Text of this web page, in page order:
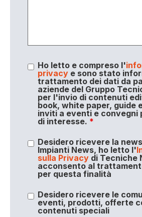
Ho letto e compreso l'
privacye sono stato
trattamento dei dati da
aziende del Gruppo
per l'invio di contenuti
book, white paper, guide
inviti a eventi e convegni
di interesse. *
Desidero ricevere la
Impianti News, ho letto l'
sulla Privacydi Tecniche
acconsento al
per questa finalità
Desidero ricevere le
eventi, prodotti, offerte
contenuti speciali